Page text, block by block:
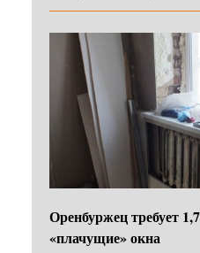
Оренбуржец требует
«плачущие» окна